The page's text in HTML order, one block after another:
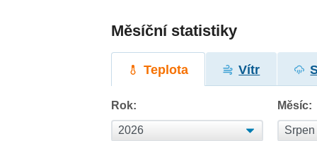
Měsíční statistiky
Teplota Vítr
Rok: Měsíc: